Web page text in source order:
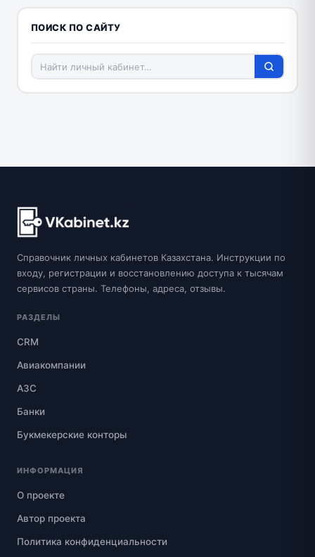
ПОИСК ПО САЙТУ
Справочник личных кабинетов Казахстана. Инструкции по
входу, регистрации и восстановлению доступа к тысячам
сервисов страны. Телефоны, адреса, отзывы.
РАЗДЕЛЫ
CRM
Авиакомпании
АЗС
Банки
Букмекерские конторы
ИНФОРМАЦИЯ
О проекте
Автор проекта
Политика конфиденциальности